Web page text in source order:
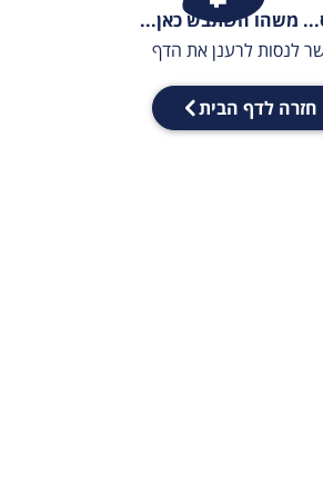
משהו השתבש כאן...
לנסות לרענן את הדף
חזרה לדף הבית